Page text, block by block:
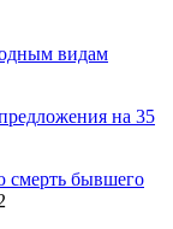
видам
на 35
смерть бывшего